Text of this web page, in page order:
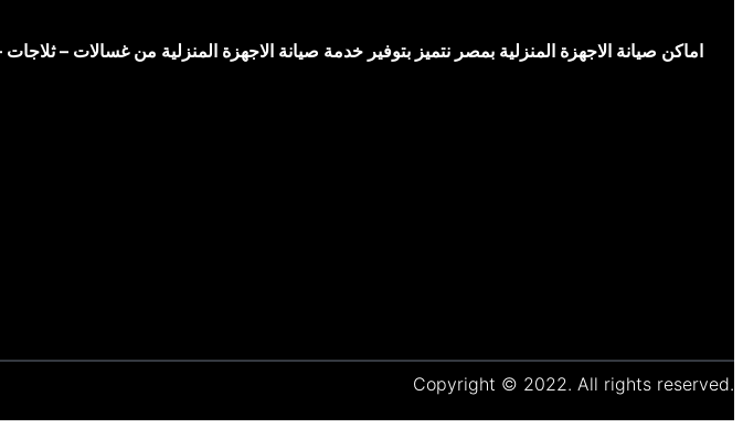
اماكن صيانة الاجهزة المنزلية بمصر نتميز بتوفير خدمة صيانة الاجهزة المنزلية من غسالات –
Copyright © 2022. All rights reserved.